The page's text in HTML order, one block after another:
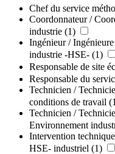
Chef du service
Coordonnateur /
industrie (1)
Ingénieur /
industrie -HSE- (1)
Responsable de site
Responsable du
Technicien /
conditions de travail
Technicien /
Environnement
Intervention
HSE- industriel (1)